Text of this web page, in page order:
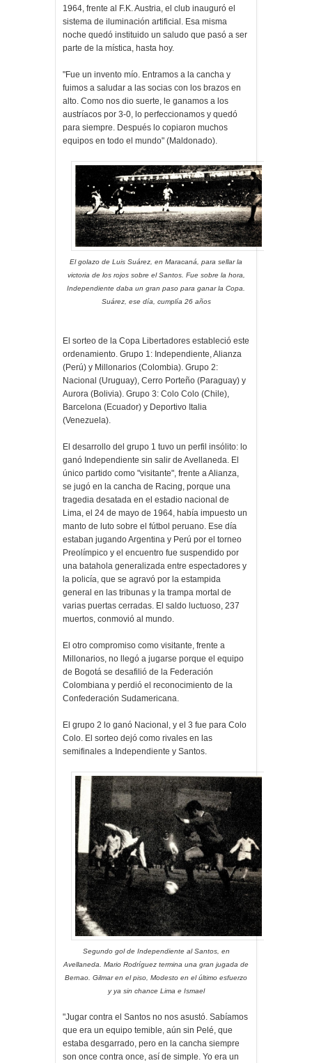
1964, frente al F.K. Austria, el club inauguró el
sistema de iluminación artificial. Esa misma
noche quedó instituido un saludo que pasó a ser
parte de la mística, hasta hoy.
"Fue un invento mío. Entramos a la cancha y
fuimos a saludar a las socias con los brazos en
alto. Como nos dio suerte, le ganamos a los
austríacos por 3-0, lo perfeccionamos y quedó
para siempre. Después lo copiaron muchos
equipos en todo el mundo" (Maldonado).
El golazo de Luis Suárez, en Maracaná, para sellar la
victoria de los rojos sobre el Santos. Fue sobre la hora,
Independiente daba un gran paso para ganar la Copa.
Suárez, ese día, cumplía 26 años
El sorteo de la Copa Libertadores estableció este
ordenamiento. Grupo 1: Independiente, Alianza
(Perú) y Millonarios (Colombia). Grupo 2:
Nacional (Uruguay), Cerro Porteño (Paraguay) y
Aurora (Bolivia). Grupo 3: Colo Colo (Chile),
Barcelona (Ecuador) y Deportivo Italia
(Venezuela).
El desarrollo del grupo 1 tuvo un perfil insólito: lo
ganó Independiente sin salir de Avellaneda. El
único partido como "visitante", frente a Alianza,
se jugó en la cancha de Racing, porque una
tragedia desatada en el estadio nacional de
Lima, el 24 de mayo de 1964, había impuesto un
manto de luto sobre el fútbol peruano. Ese día
estaban jugando Argentina y Perú por el torneo
Preolímpico y el encuentro fue suspendido por
una batahola generalizada entre espectadores y
la policía, que se agravó por la estampida
general en las tribunas y la trampa mortal de
varias puertas cerradas. El saldo luctuoso, 237
muertos, conmovió al mundo.
El otro compromiso como visitante, frente a
Millonarios, no llegó a jugarse porque el equipo
de Bogotá se desafilió de la Federación
Colombiana y perdió el reconocimiento de la
Confederación Sudamericana.
El grupo 2 lo ganó Nacional, y el 3 fue para Colo
Colo. El sorteo dejó como rivales en las
semifinales a Independiente y Santos.
Segundo gol de Independiente al Santos, en
Avellaneda. Mario Rodríguez termina una gran jugada de
Bernao. Gilmar en el piso, Modesto en el último esfuerzo
y ya sin chance Lima e Ismael
"Jugar contra el Santos no nos asustó. Sabíamos
que era un equipo temible, aún sin Pelé, que
estaba desgarrado, pero en la cancha siempre
son once contra once, así de simple. Yo era un